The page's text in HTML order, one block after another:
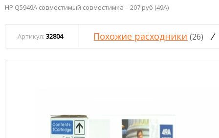
HP Q5949A совместимый совместимка – 207 руб (49A)
Артикул: 32804 Похожие расходники (26) /